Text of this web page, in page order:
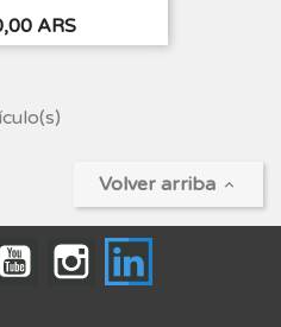
ARS
Volver arriba 
YouTubeInstagram